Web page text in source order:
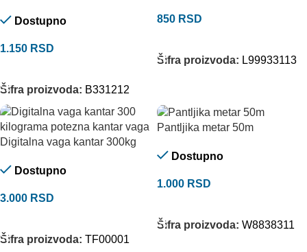
Dostupno
1.150 RSD
Šifra proizvoda: B331212
850 RSD
Šifra proizvoda: L99933113
Digitalna vaga kantar 300kg
Dostupno
3.000 RSD
Šifra proizvoda: TF00001
Pantljika metar 50m
Dostupno
1.000 RSD
Šifra proizvoda: W8838311